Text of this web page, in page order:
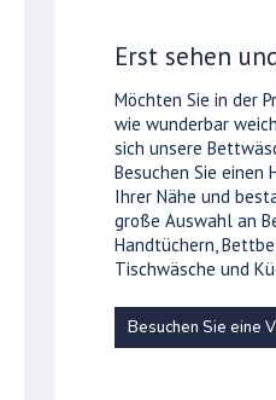
Erst sehen
Möchten Sie in der
wie wunderbar
sich unsere
Besuchen Sie einen
Ihrer Nähe und
große Auswahl an
Handtüchern,
Tischwäsche und
Besuchen Sie eine